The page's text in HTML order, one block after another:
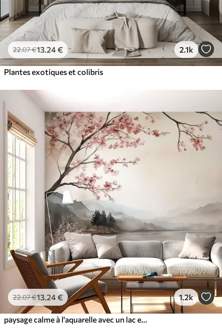
22.07€13 .24€ 2.1k
Plantes exotiques et colibris
22.07€13 .24€ 1.2k